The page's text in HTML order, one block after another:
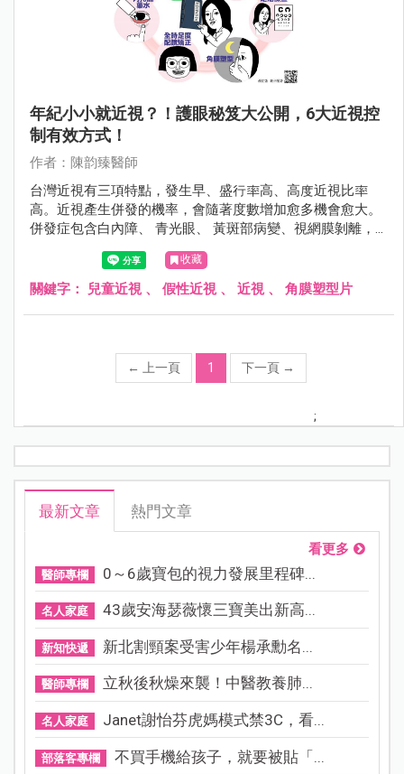
年紀小小就近視？！護眼秘笈大公開，6大近視控
制有效方式！
作者：陳韵臻醫師
台灣近視有三項特點，發生早、盛行率高、高度近視比率
高。近視產生併發的機率，會隨著度數增加愈多機會愈大。
併發症包含白內障、 青光眼、 黃斑部病變、視網膜剝離，
甚至導致失明。
收藏
關鍵字： 兒童近視 、 假性近視 、 近視 、 角膜塑型片
← 上一頁 1 下一頁 →
;
最新文章 熱門文章
看更多
醫師專欄 0～6歲寶包的視力發展里程碑...
名人家庭 43歲安海瑟薇懷三寶美出新高...
新知快遞 新北割頸案受害少年楊承勳名...
醫師專欄 立秋後秋燥來襲！中醫教養肺...
名人家庭 Janet謝怡芬虎媽模式禁3C，看...
部落客專欄 不買手機給孩子，就要被貼「...